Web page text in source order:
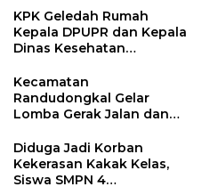
KPK Geledah Rumah
Kepala DPUPR dan Kepala
Dinas Kesehatan
Kecamatan
Randudongkal Gelar
Lomba Gerak Jalan dan
HUT RI ke-81
Diduga Jadi Korban
Kekerasan Kakak Kelas,
Siswa SMPN 4